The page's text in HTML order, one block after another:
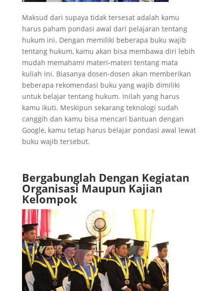
Maksud dari supaya tidak tersesat adalah kamu
harus paham pondasi awal dari pelajaran tentang
hukum ini. Dengan memiliki beberapa buku wajib
tentang hukum, kamu akan bisa membawa diri lebih
mudah memahami materi-materi tentang mata
kuliah ini. Biasanya dosen-dosen akan memberikan
beberapa rekomendasi buku yang wajib dimiliki
untuk belajar tentang hukum. Inilah yang harus
kamu ikuti. Meskipun sekarang teknologi sudah
canggih dan kamu bisa mencari bantuan dengan
Google, kamu tetap harus belajar pondasi awal lewat
buku wajib tersebut.
Bergabunglah Dengan Kegiatan
Organisasi Maupun Kajian
Kelompok